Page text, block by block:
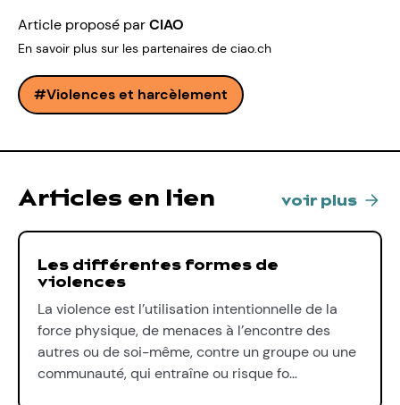
Article proposé parCIAO
En savoir plus sur les partenaires de ciao.ch
Violences et harcèlement
Articles en lien voir plus
Les différentes formes de
violences
La violence est l’utilisation intentionnelle de la
force physique, de menaces à l’encontre des
autres ou de soi-même, contre un groupe ou une
communauté, qui entraîne ou risque fo…